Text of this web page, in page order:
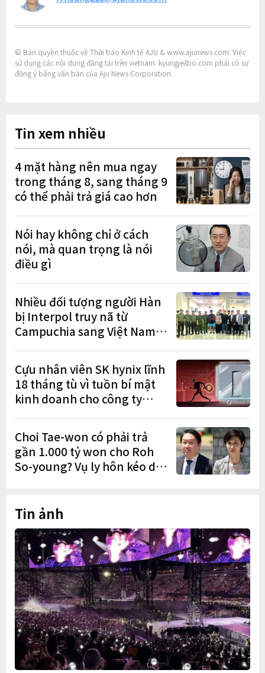
© Bản quyền thuộc về Thời báo Kinh tế AJU & www.ajunews.com: Việc
sử dụng các nội dung đăng tải trên vietnam. kyungjeilbo.com phải có sự
đồng ý bằng văn bản của Aju News Corporation.
Tin xem nhiều
4 mặt hàng nên mua ngay
trong tháng 8, sang tháng 9
có thể phải trả giá cao hơn
Nói hay không chỉ ở cách
nói, mà quan trọng là nói
điều gì
Nhiều đối tượng người Hàn
bị Interpol truy nã từ
Campuchia sang Việt Nam
Cựu nhân viên SK hynix lĩnh
18 tháng tù vì tuồn bí mật
kinh doanh cho công ty
Choi Tae-won có phải trả
gần 1.000 tỷ won cho Roh
So-young? Vụ ly hôn kéo dài
Tin ảnh